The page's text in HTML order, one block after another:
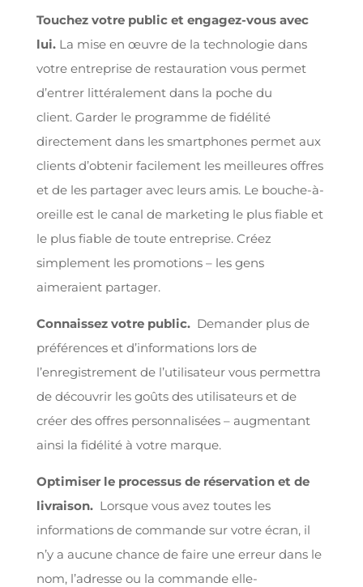
Touchez votre public et engagez-vous avec
lui. La mise en œuvre de la technologie dans
votre entreprise de restauration vous permet
d’entrer littéralement dans la poche du
client. Garder le programme de fidélité
directement dans les smartphones permet aux
clients d’obtenir facilement les meilleures offres
et de les partager avec leurs amis. Le bouche-à-
oreille est le canal de marketing le plus fiable et
le plus fiable de toute entreprise. Créez
simplement les promotions – les gens
aimeraient partager.
Connaissez votre public. Demander plus de
préférences et d’informations lors de
l’enregistrement de l’utilisateur vous permettra
de découvrir les goûts des utilisateurs et de
créer des offres personnalisées – augmentant
ainsi la fidélité à votre marque.
Optimiser le processus de réservation et de
livraison. Lorsque vous avez toutes les
informations de commande sur votre écran, il
n’y a aucune chance de faire une erreur dans le
nom, l’adresse ou la commande elle-